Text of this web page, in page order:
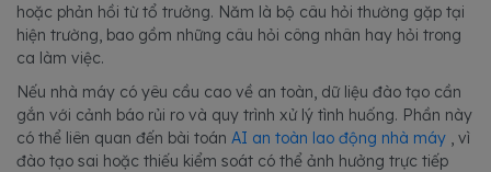
hoặc phản hồi từ tổ trưởng. Năm là bộ câu hỏi thường gặp tại
hiện trường, bao gồm những câu hỏi công nhân hay hỏi trong
ca làm việc.
Nếu nhà máy có yêu cầu cao về an toàn, dữ liệu đào tạo cần
gắn với cảnh báo rủi ro và quy trình xử lý tình huống. Phần này
có thể liên quan đến bài toán AI an toàn lao động nhà máy , vì
đào tạo sai hoặc thiếu kiểm soát có thể ảnh hưởng trực tiếp